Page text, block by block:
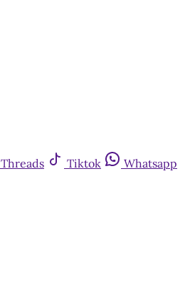
Threads Tiktok
Whatsapp